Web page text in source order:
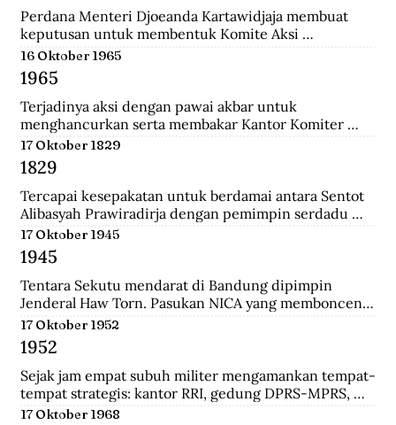
Perdana Menteri Djoeanda Kartawidjaja membuat
keputusan untuk membentuk Komite Aksi
Pembebasan Irian Barat di tiap penjuru Indonesia. Di
Jakarta telah berlangsung demonstrasi pemuda yang
diikuti oleh 100.000 orang untuk menuntut
pembebasan Irian Barat.
16 Oktober 1965
1965
Terjadinya aksi dengan pawai akbar untuk
menghancurkan serta membakar Kantor Komiter
Daerah Besar PKI di Jalan Pahlawan, Surabaya.
17 Oktober 1829
1829
Tercapai kesepakatan untuk berdamai antara Sentot
Alibasyah Prawiradirja dengan pemimpin serdadu
Belanda sehingga Sentot menghentikan peperangan.
Sentot Alibasyah (Pasha 'yang tinggi') menjadi
panglima di pasukan Diponegoro waktu masih
berumur 17 tahun. Ia adalah keturunan bupati
Madiun.
17 Oktober 1945
1945
Tentara Sekutu mendarat di Bandung dipimpin
Jenderal Haw Torn. Pasukan NICA yang membonceng
Sekutu berusaha mengembalikan kekuasaan Belanda
di Indonesia. Secara sepihak Sekutu meminta agar
senjata yang dilucuti pasukan TKR dari tentara
Jepang diserahkan kepada Sekutu.
17 Oktober 1952
1952
Sejak jam empat subuh militer mengamankan tempat-
tempat strategis: kantor RRI, gedung DPRS-MPRS,
dan stasiun-stasiun keretapi. Pukul delapan pagi,
17 Oktober 1968